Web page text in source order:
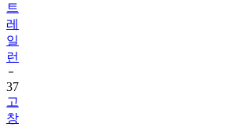
트
레
일
런
37
고
창